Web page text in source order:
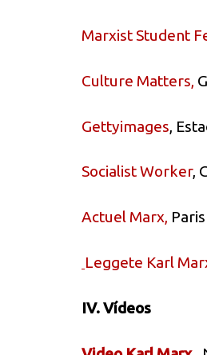
Marxist Student
Culture Matters,
Gettyimages,
Socialist Worker,
Actuel Marx,
Leggete Karl
IV. Vídeos